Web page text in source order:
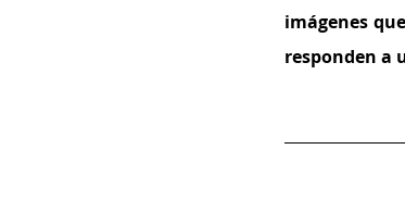
imágenes
responden a